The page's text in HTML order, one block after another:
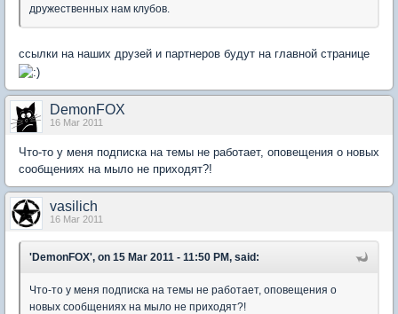
дружественных нам клубов.
ссылки на наших друзей и партнеров будут на главной странице
DemonFOX
16 Mar 2011
Что-то у меня подписка на темы не работает, оповещения о новых
сообщениях на мыло не приходят?!
vasilich
16 Mar 2011
'DemonFOX', on 15 Mar 2011 - 11:50 PM, said:
Что-то у меня подписка на темы не работает, оповещения о
новых сообщениях на мыло не приходят?!